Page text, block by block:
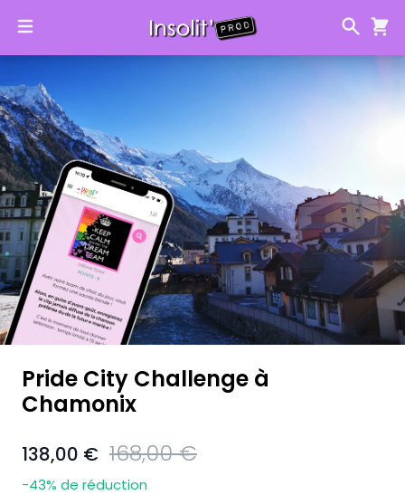
Pride City Challenge à
Chamonix
138,00 € 168,00 €
-43% de réduction